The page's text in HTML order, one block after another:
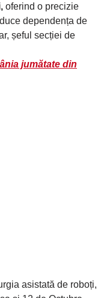
oferind o precizie
dependența de
șeful secției de
jumătate din
asistată de roboți,